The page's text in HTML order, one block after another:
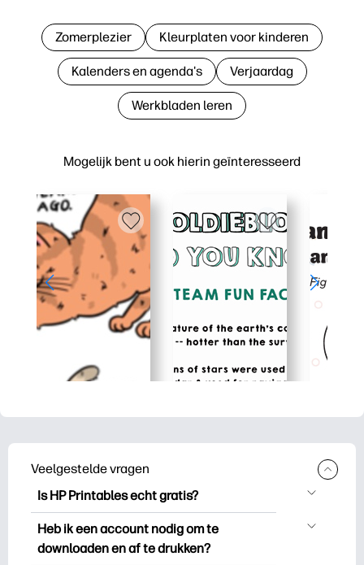
Mogelijk bent u ook hierin geïnteresseerd
Zomerplezier Kleurplaten voor kinderen
Kalenders en agenda's Verjaardag
Werkbladen leren
Veelgestelde vragen
Is HP Printables echt gratis?
HP Printables biedt meer dan 2.500
gratis printables om te downloaden en
Heb ik een account nodig om te
downloaden en af te drukken?